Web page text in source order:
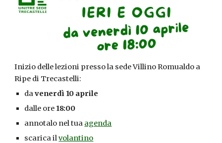
Inizio delle lezioni presso la sede Villino Romualdo a
Ripe di Trecastelli:
davenerdì 10 aprile
dalle ore 18:00
annotalo nel tua agenda
scarica ilvolantino